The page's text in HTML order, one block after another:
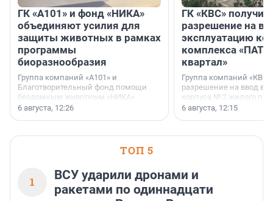
ГК «А101» и фонд «НИКА»
объединяют усилия для
защиты животных в рамках
программы
биоразнообразия
Группа компаний «А101» и
Благотворительный фонд помощи
бездомным животным «НИКА»
заключили соглашение о
6 августа, 12:26
ГК «КВС»
разрешение на
эксплуатацию
комплекса
квартал»
Группа компаний
разрешение на ввод в
корпуса № 2 жилого
Уютный квартал»,
6 августа, 12:15
ТОП 5
1
ВСУ ударили дронами и
ракетами по одиннадцати